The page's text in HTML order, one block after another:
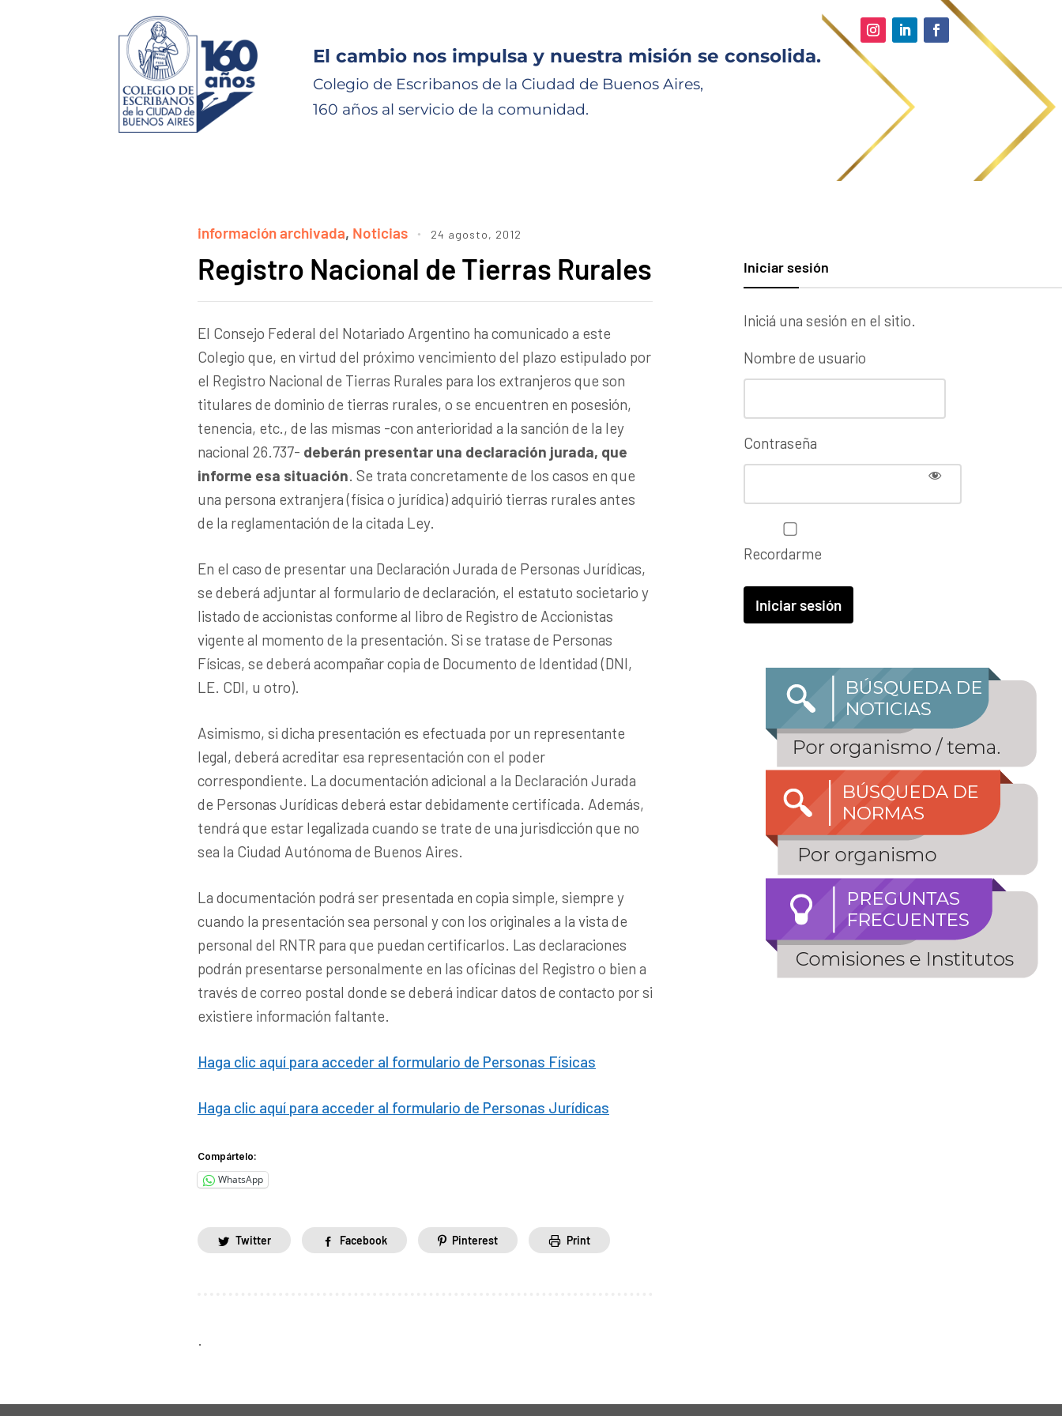
El cambio nos impulsa y nuestra misión se consolida.
Colegio de Escribanos de la Ciudad de Buenos Aires,
160 años al servicio de la comunidad.
información archivada, Noticias 24 agosto, 2012
Registro Nacional de Tierras Rurales
El Consejo Federal del Notariado Argentino ha comunicado a este
Colegio que, en virtud del próximo vencimiento del plazo estipulado por
el Registro Nacional de Tierras Rurales para los extranjeros que son
titulares de dominio de tierras rurales, o se encuentren en posesión,
tenencia, etc., de las mismas -con anterioridad a la sanción de la ley
nacional 26.737- deberán presentar una declaración jurada, que
informe esa situación. Se trata concretamente de los casos en que
una persona extranjera (física o jurídica) adquirió tierras rurales antes
de la reglamentación de la citada Ley.
En el caso de presentar una Declaración Jurada de Personas Jurídicas,
se deberá adjuntar al formulario de declaración, el estatuto societario y
listado de accionistas conforme al libro de Registro de Accionistas
vigente al momento de la presentación. Si se tratase de Personas
Físicas, se deberá acompañar copia de Documento de Identidad (DNI,
LE. CDI, u otro).
Asimismo, si dicha presentación es efectuada por un representante
legal, deberá acreditar esa representación con el poder
correspondiente. La documentación adicional a la Declaración Jurada
de Personas Jurídicas deberá estar debidamente certificada. Además,
tendrá que estar legalizada cuando se trate de una jurisdicción que no
sea la Ciudad Autónoma de Buenos Aires.
La documentación podrá ser presentada en copia simple, siempre y
cuando la presentación sea personal y con los originales a la vista de
personal del RNTR para que puedan certificarlos. Las declaraciones
podrán presentarse personalmente en las oficinas del Registro o bien a
través de correo postal donde se deberá indicar datos de contacto por si
existiere información faltante.
Haga clic aquí para acceder al formulario de Personas Físicas
Haga clic aquí para acceder al formulario de Personas Jurídicas
Compártelo:
WhatsApp
Twitter Facebook Pinterest Print
.
Iniciar sesión
Iniciá una sesión en el sitio.
Nombre de usuario
Contraseña
Recordarme